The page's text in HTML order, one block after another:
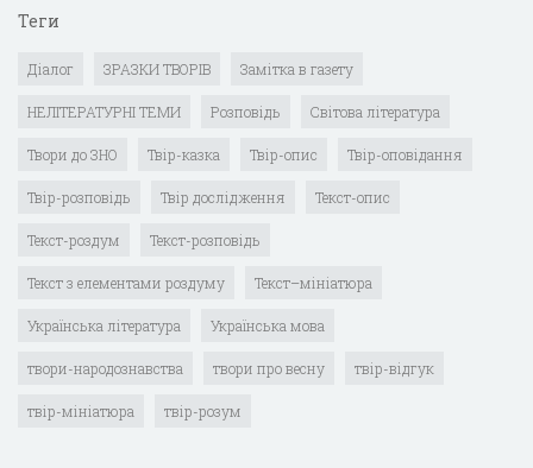
Теги
Діалог ЗРАЗКИ ТВОРІВ Замітка в газету
НЕЛІТЕРАТУРНІ ТЕМИ Розповідь Світова література
Твори до ЗНО Твір-казка Твір-опис Твір-оповідання
Твір-розповідь Твір дослідження Текст-опис
Текст-роздум Текст-розповідь
Текст з елементами роздуму Текст–мініатюра
Українська література Українська мова
твори-народознавства твори про весну твір-відгук
твір-мініатюра твір-розум